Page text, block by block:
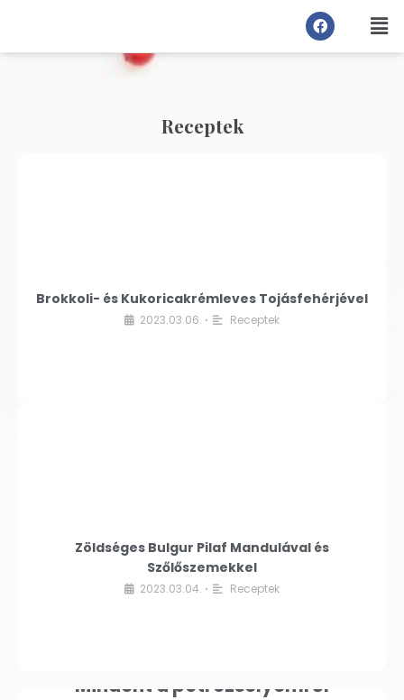
Receptek
Brokkoli- és Kukoricakrémleves Tojásfehérjével
2023.03.06. • Receptek
Zöldséges Bulgur Pilaf Mandulával és
Szőlőszemekkel
2023.03.04. • Receptek
Mindent a petrezselyemről